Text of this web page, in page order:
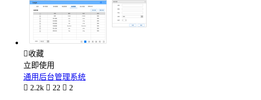
收藏
立即使用
通用后台管理系统
 2.2k  22  2